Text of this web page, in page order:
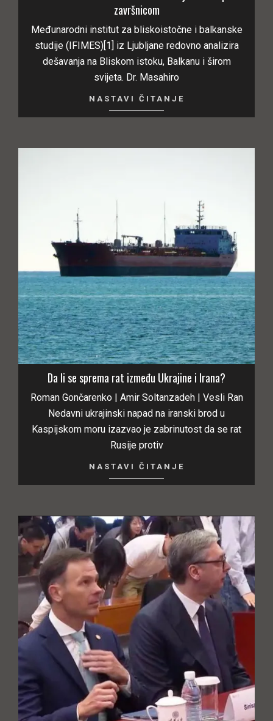
završnicom
Međunarodni institut za bliskoistočne i balkanske
studije (IFIMES)[1] iz Ljubljane redovno analizira
dešavanja na Bliskom istoku, Balkanu i širom
svijeta. Dr. Masahiro
NASTAVI ČITANJE
Da li se sprema rat između Ukrajine i Irana?
Roman Gončarenko | Amir Soltanzadeh | Vesli Ran
Nedavni ukrajinski napad na iranski brod u
Kaspijskom moru izazvao je zabrinutost da se rat
Rusije protiv
NASTAVI ČITANJE